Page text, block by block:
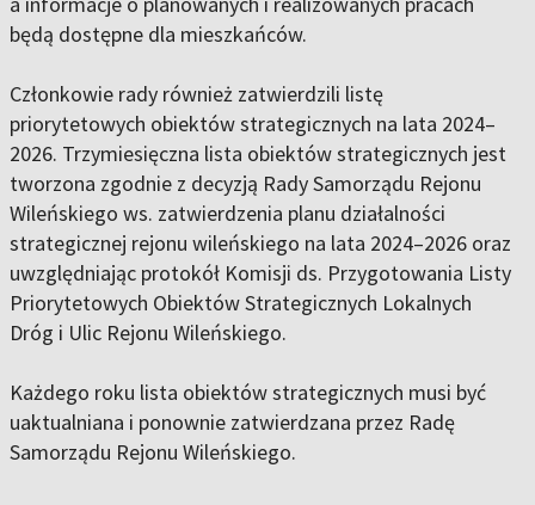
będą dostępne dla mieszkańców.
Członkowie rady również zatwierdzili listę
priorytetowych obiektów strategicznych na lata 2024–
2026. Trzymiesięczna lista obiektów strategicznych jest
tworzona zgodnie z decyzją Rady Samorządu Rejonu
Wileńskiego ws. zatwierdzenia planu działalności
strategicznej rejonu wileńskiego na lata 2024–2026 oraz
uwzględniając protokół Komisji ds. Przygotowania Listy
Priorytetowych Obiektów Strategicznych Lokalnych
Dróg i Ulic Rejonu Wileńskiego.
Każdego roku lista obiektów strategicznych musi być
uaktualniana i ponownie zatwierdzana przez Radę
Samorządu Rejonu Wileńskiego.